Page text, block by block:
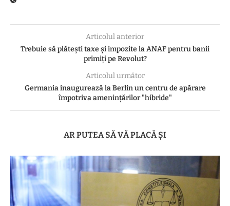
Articolul anterior
Trebuie să plătești taxe și impozite la ANAF pentru banii
primiți pe Revolut?
Articolul următor
Germania inaugurează la Berlin un centru de apărare
împotriva amenințărilor "hibride"
AR PUTEA SĂ VĂ PLACĂ ȘI